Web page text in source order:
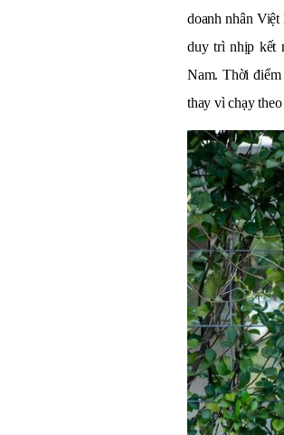
doanh nhân
duy trì nhịp kết
Nam. Thời điểm
thay vì chạy